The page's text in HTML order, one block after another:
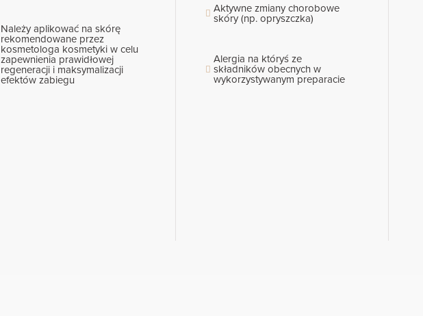
Należy aplikować na skórę
rekomendowane przez
kosmetologa kosmetyki w celu
zapewnienia prawidłowej
regeneracji i maksymalizacji
efektów zabiegu
Aktywne zmiany chorobowe
skóry (np. opryszczka)
Alergia na któryś ze
składników obecnych w
wykorzystywanym preparacie